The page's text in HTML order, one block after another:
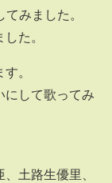
みました。
た。
。
にして歌っ­­­­てみ
土路生優里、